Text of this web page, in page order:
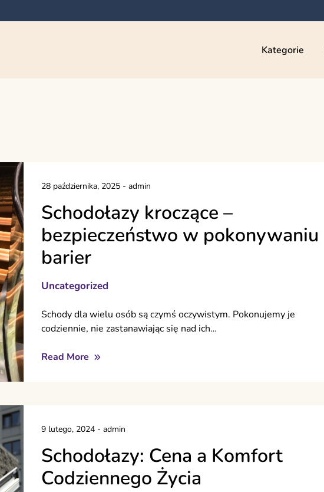
Kategorie
28 października, 2025- admin
Schodołazy kroczące –
bezpieczeństwo w pokonywaniu
barier
Uncategorized
Schody dla wielu osób są czymś oczywistym. Pokonujemy je
codziennie, nie zastanawiając się nad ich…
Read More
9 lutego, 2024- admin
Schodołazy: Cena a Komfort
Codziennego Życia